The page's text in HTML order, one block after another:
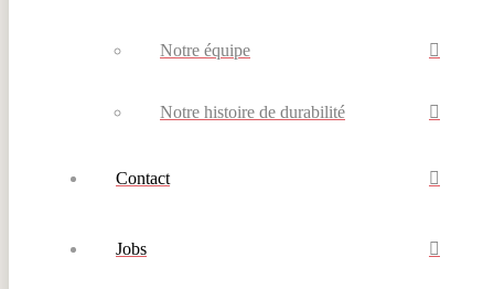
Notre équipe
Notre histoire de durabilité
Contact
Jobs